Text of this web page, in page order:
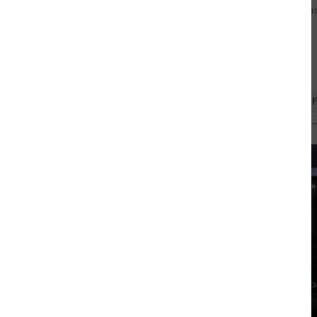
Science